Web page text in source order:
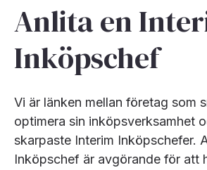
Anlita en
Inköpschef
Vi är länken mellan företag som
optimera sin inköpsverksamhet
skarpaste Interim Inköpschefer.
Inköpschef är avgörande för att